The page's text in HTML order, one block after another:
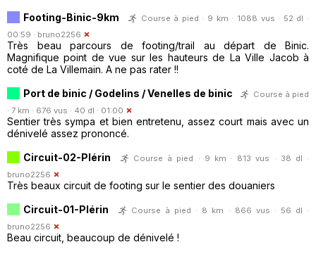
Footing-Binic-9km
Course à pied · 9 km · 1088 vus · 52 dl ·
00:59 · bruno2256
Très beau parcours de footing/trail au départ de Binic.
Magnifique point de vue sur les hauteurs de La Ville Jacob à
coté de La Villemain. A ne pas rater !!
Port de binic / Godelins / Venelles de binic
Course à pied
· 7 km · 676 vus · 40 dl · 01:00
Sentier très sympa et bien entretenu, assez court mais avec un
dénivelé assez prononcé.
Circuit-02-Plérin
Course à pied · 9 km · 813 vus · 38 dl ·
bruno2256
Très beaux circuit de footing sur le sentier des douaniers
Circuit-01-Plérin
Course à pied · 8 km · 866 vus · 56 dl ·
bruno2256
Beau circuit, beaucoup de dénivelé !